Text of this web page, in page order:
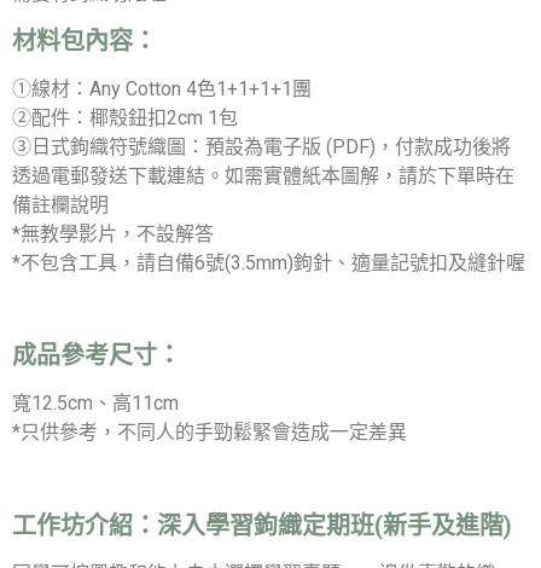
材料包內容：
①線材：Any Cotton 4色1+1+1+1團
②配件：椰殼鈕扣2cm 1包
③日式鉤織符號織圖：預設為電子版 (PDF)，付款成功後將
透過電郵發送下載連結。如需實體紙本圖解，請於下單時在
備註欄說明
*無教學影片，不設解答
*不包含工具，請自備6號(3.5mm)鉤針、適量記號扣及縫針喔
成品參考尺寸：
寬12.5cm、高11cm
*只供參考，不同人的手勁鬆緊會造成一定差異
工作坊介紹： 深入學習鉤織定期班(新手及進階)